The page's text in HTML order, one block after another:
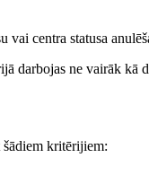
vai centra statusa
darbojas ne vairāk
šādiem kritērijiem: